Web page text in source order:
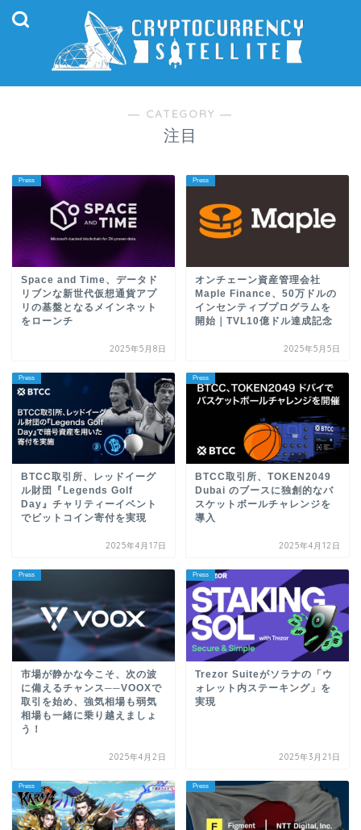
― CATEGORY ―
注目
Press
Space and Time、データド
リブンな新世代仮想通貨アプ
リの基盤となるメインネット
をローンチ
2025年5月8日
Press
オンチェーン資産管理会社
Maple Finance、50万ドルの
インセンティブプログラムを
開始｜TVL10億ドル達成記念
2025年5月5日
Press
BTCC取引所、レッドイーグ
ル財団『Legends Golf
Day』チャリティーイベント
でビットコイン寄付を実現
2025年4月17日
Press
BTCC取引所、TOKEN2049
Dubai のブースに独創的なバ
スケットボールチャレンジを
導入
2025年4月12日
Press
市場が静かな今こそ、次の波
に備えるチャンス──VOOXで
取引を始め、強気相場も弱気
相場も一緒に乗り越えましょ
う！
2025年4月2日
Press
Trezor Suiteがソラナの「ウ
ォレット内ステーキング」を
実現
2025年3月21日
Press Press